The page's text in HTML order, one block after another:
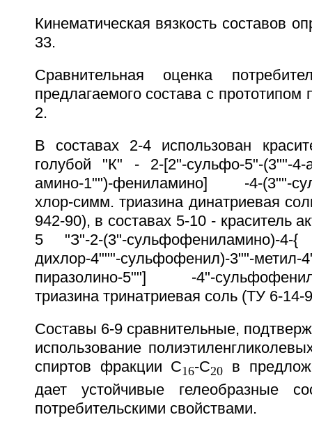
Кинематическая вязкость составов
33.
Сравнительная оценка
предлагаемого состава с прототипом
2.
В составах 2-4 использован
голубой "К" - 2-[2"-сульфо-5"-(3""-4-
амино-1"")-фениламино] -4-(3""-
хлор-симм. триазина динатриевая
942-90), в составах 5-10 - краситель
5 "З"-2-(3"-сульфофениламино)-
дихлор-4"""-сульфофенил)-3""-метил-
пиразолино-5""] -4"-
триазина тринатриевая соль (ТУ 6-14-
Составы 6-9 сравнительные,
использование
спиртов фракции С16-С20
в
дает устойчивые гелеобразные
потребительскими свойствами.